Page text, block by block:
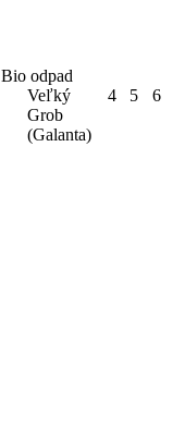
Bio odpad
Veľký
Grob
(Galanta)
4 5 6